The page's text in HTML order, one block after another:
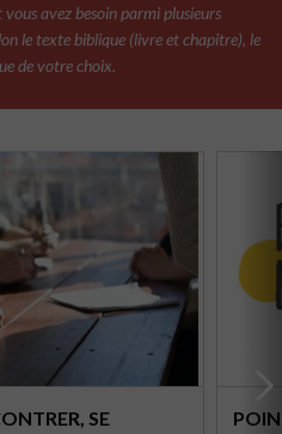
avez besoin parmi plusieurs
le texte biblique (livre et chapitre), le
de votre choix.
SE